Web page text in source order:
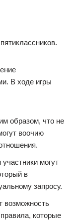
В ходе игры
образом, что не
воочию
могут
в
запросу.
возможность
которые